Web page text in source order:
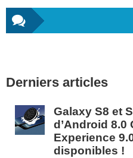
latérale
Derniers articles
Galaxy S8 et
d’Android 8.0
Experience
disponibles !